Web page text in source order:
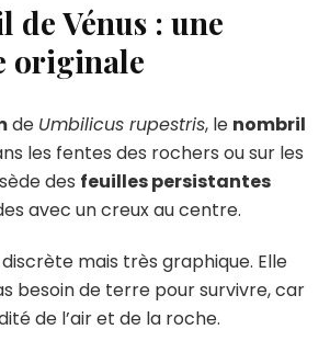
de Vénus : une
originale
de Umbilicus rupestris, le nombril
les fentes des rochers ou sur les
des feuilles persistantes
avec un creux au centre.
mais très graphique. Elle
besoin de terre pour survivre, car
de l’air et de la roche.